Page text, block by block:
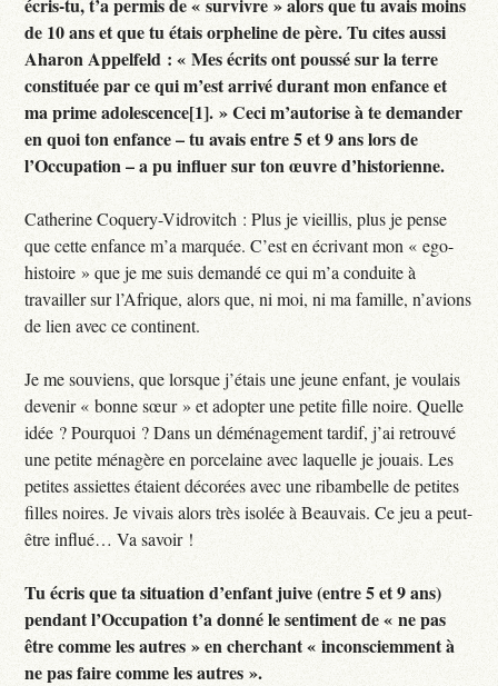
de 10 ans et que tu étais orpheline de père. Tu cites aussi
Aharon Appelfeld : « Mes écrits ont poussé sur la terre
constituée par ce qui m’est arrivé durant mon enfance et
ma prime adolescence[1]. » Ceci m’autorise à te demander
en quoi ton enfance – tu avais entre 5 et 9 ans lors de
l’Occupation – a pu influer sur ton œuvre d’historienne.
Catherine Coquery-Vidrovitch : Plus je vieillis, plus je pense
que cette enfance m’a marquée. C’est en écrivant mon « ego-
histoire » que je me suis demandé ce qui m’a conduite à
travailler sur l’Afrique, alors que, ni moi, ni ma famille, n’avions
de lien avec ce continent.
Je me souviens, que lorsque j’étais une jeune enfant, je voulais
devenir « bonne sœur » et adopter une petite fille noire. Quelle
idée ? Pourquoi ? Dans un déménagement tardif, j’ai retrouvé
une petite ménagère en porcelaine avec laquelle je jouais. Les
petites assiettes étaient décorées avec une ribambelle de petites
filles noires. Je vivais alors très isolée à Beauvais. Ce jeu a peut-
être influé… Va savoir !
Tu écris que ta situation d’enfant juive (entre 5 et 9 ans)
pendant l’Occupation t’a donné le sentiment de « ne pas
être comme les autres » en cherchant « inconsciemment à
ne pas faire comme les autres ».